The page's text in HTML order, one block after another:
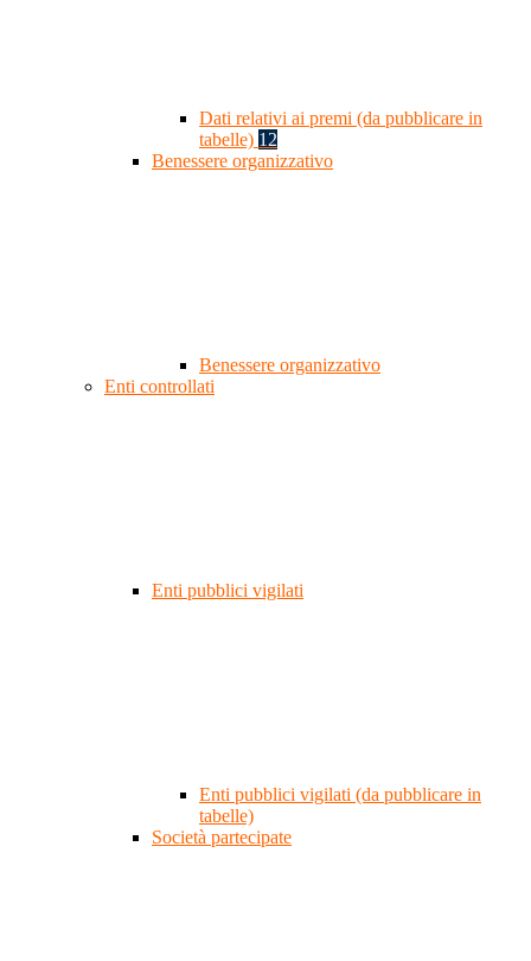
Dati relativi ai premi (da pubblicare in
tabelle) 12
Benessere organizzativo
Benessere organizzativo
Enti controllati
Enti pubblici vigilati
Enti pubblici vigilati (da pubblicare in
tabelle)
Società partecipate